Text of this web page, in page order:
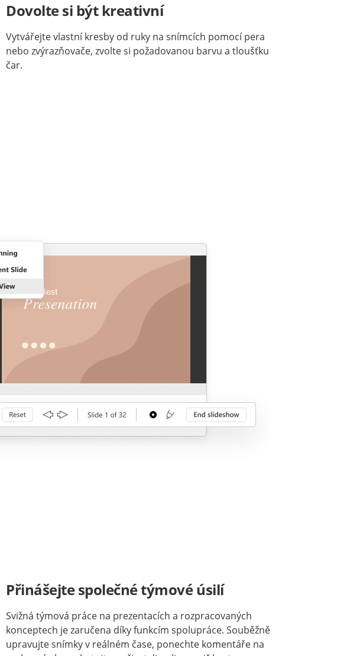
Dovolte si být kreativní
Vytvářejte vlastní kresby od ruky na snímcích pomocí pera
nebo zvýrazňovače, zvolte si požadovanou barvu a tloušťku
čar.
Přinášejte společné týmové úsilí
Svižná týmová práce na prezentacích a rozpracovaných
konceptech je zaručena díky funkcím spolupráce. Souběžně
upravujte snímky v reálném čase, ponechte komentáře na